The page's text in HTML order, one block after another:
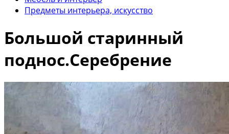
Предметы интерьера, искусство
Большой старинный
поднос.Серебрение